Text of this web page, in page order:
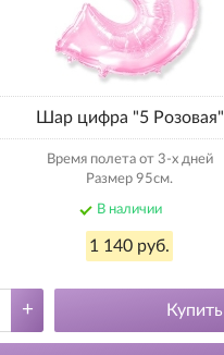
Шар цифра "5 Розовая"
Время полета от 3-х дней
Размер 95см.
В наличии
1 140 руб.
+ Купить